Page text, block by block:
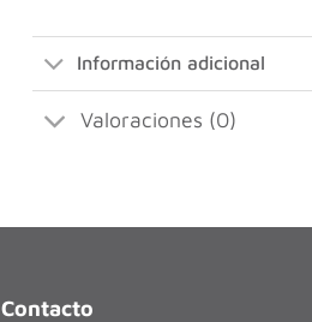
Información adicional
Valoraciones (0)
Contacto